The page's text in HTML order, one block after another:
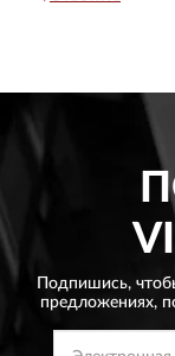
Подпишись,
предложениях,